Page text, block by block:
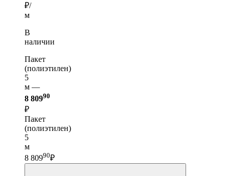
₽/
м
В
наличии
Пакет
(полиэтилен)
5
м —
8 80990
₽
Пакет
(полиэтилен)
5
м
8 80990₽